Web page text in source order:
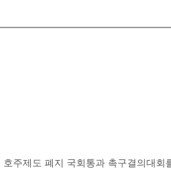
주제도 폐지 국회통과 촉구결의대회